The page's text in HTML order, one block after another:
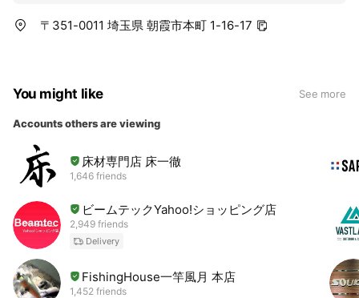
〒351-0011 埼玉県 朝霞市本町 1-16-17
You might like See more
Accounts others are viewing
床材専門店 床一徹
1,646 friends
ビームテックYahoo!ショッピング店
2,949 friends
Delivery
FishingHouse一竿風月 本店
1,452 friends